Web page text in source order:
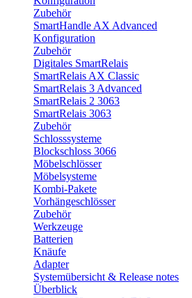
Zubehör
SmartHandle AX Advanced
Konfiguration
Zubehör
Digitales SmartRelais
SmartRelais AX Classic
SmartRelais 3 Advanced
SmartRelais 2 3063
SmartRelais 3063
Zubehör
Schlosssysteme
Blockschloss 3066
Möbelschlösser
Möbelsysteme
Kombi-Pakete
Vorhängeschlösser
Zubehör
Werkzeuge
Batterien
Knäufe
Adapter
Systemübersicht & Release notes
Überblick